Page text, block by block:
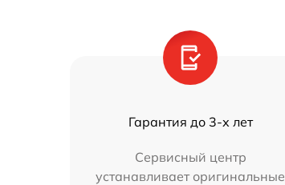
Гарантия до 3-х лет
Сервисный центр
устанавливает оригинальные